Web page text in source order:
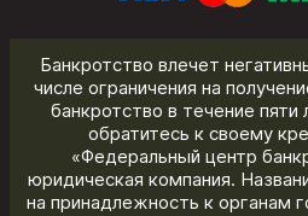
Банкротство влечет
числе ограничения на
банкротство в течение
обратитесь к своему
«Федеральный центр
юридическая компания.
на принадлежность к органам